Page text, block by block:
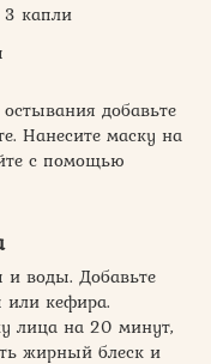
3 капли
добавьте
Нанесите маску на
с помощью
и воды. Добавьте
кефира.
лица на 20 минут,
жирный блеск и